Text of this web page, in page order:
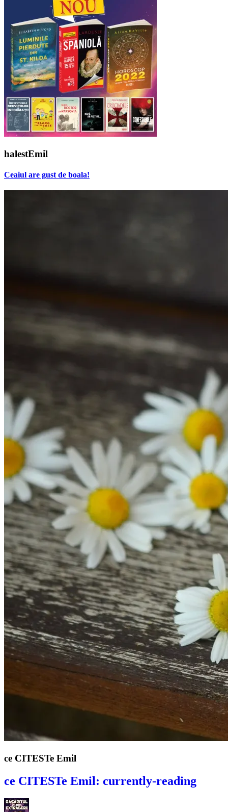
halestEmil
Ceaiul are gust de boala!
ce CITESTe Emil
ce CITESTe Emil: currently-reading